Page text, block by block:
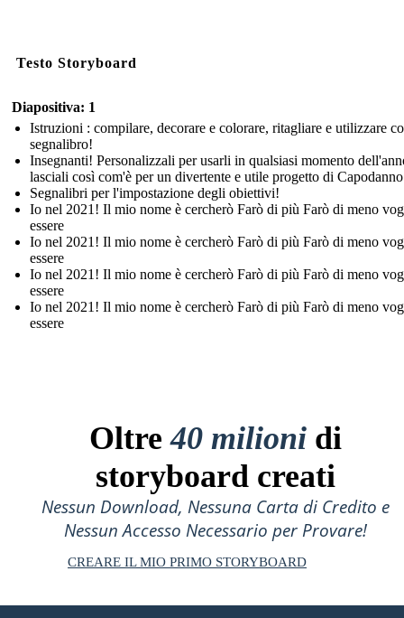
Testo Storyboard
Diapositiva: 1
Istruzioni : compilare, decorare e colorare, ritagliare e utilizzare
segnalibro!
Insegnanti! Personalizzali per usarli in qualsiasi momento
lasciali così com'è per un divertente e utile progetto di
Segnalibri per l'impostazione degli obiettivi!
Io nel 2021! Il mio nome è cercherò Farò di più Farò di meno
essere
Io nel 2021! Il mio nome è cercherò Farò di più Farò di meno
essere
Io nel 2021! Il mio nome è cercherò Farò di più Farò di meno
essere
Io nel 2021! Il mio nome è cercherò Farò di più Farò di meno
essere
Oltre40 milioni di
storyboard creati
Nessun Download, Nessuna Carta di Credito e
Nessun Accesso Necessario per Provare!
CREARE IL MIO PRIMO STORYBOARD